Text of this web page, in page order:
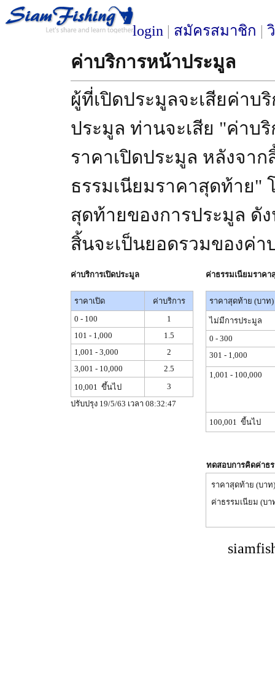
login | สมัครสมาชิก |
ค่าบริการหน้าประมูล
ผู้ที่เปิดประมูลจะเสียค่าบ
ประมูล ท่านจะเสีย "ค่าบ
ราคาเปิดประมูล หลังจา
ธรรมเนียมราคาสุดท้าย"
สุดท้ายของการประมูล ดั
สิ้นจะเป็นยอดรวมของค่า
ค่าบริการเปิดประมูล
ราคาเปิด
ค่าบริการ
0 - 100
1
101 - 1,000
1.5
1,001 - 3,000
2
3,001 - 10,000
2.5
10,001 ขึ้นไป
3
ปรับปรุง 19/5/63 เวลา 08:32:47
ค่าธรรมเนียมราคา
ราคาสุดท้าย (บาท)
ไม่มีการประมูล
0 - 300
301 - 1,000
1,001 - 100,000
100,001 ขี้นไป
ทดสอบการคิดค่าธ
ราคาสุดท้าย (บาท)
ค่าธรรมเนียม (บา